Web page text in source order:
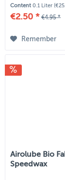
Content0.1 Liter
€2.50 * €4.95 *
Remember
Airolube Bio
Speedwax